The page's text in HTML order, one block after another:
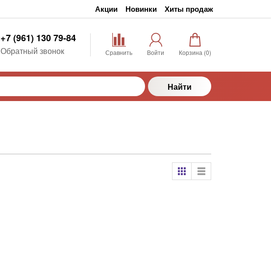
Акции Новинки Хиты продаж
+7 (961) 130 79-84
Обратный звонок Сравнить Войти Корзина (0)
Найти